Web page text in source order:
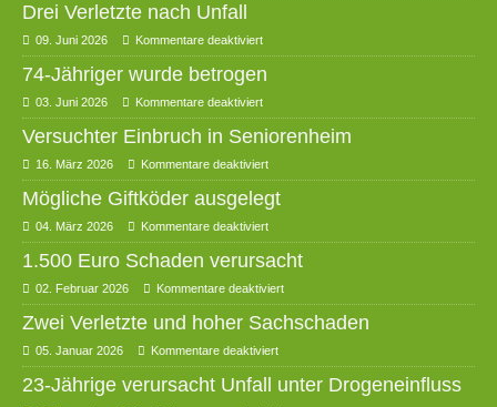
Drei Verletzte nach Unfall
09. Juni 2026 Kommentare deaktiviert
74-Jähriger wurde betrogen
03. Juni 2026 Kommentare deaktiviert
Versuchter Einbruch in Seniorenheim
16. März 2026 Kommentare deaktiviert
Mögliche Giftköder ausgelegt
04. März 2026 Kommentare deaktiviert
1.500 Euro Schaden verursacht
02. Februar 2026 Kommentare deaktiviert
Zwei Verletzte und hoher Sachschaden
05. Januar 2026 Kommentare deaktiviert
23-Jährige verursacht Unfall unter Drogeneinfluss